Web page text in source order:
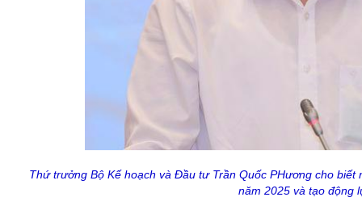
Thứ trưởng Bộ Kế hoạch và Đầu tư Trần Quốc PHương cho
năm 2025 và tạo động